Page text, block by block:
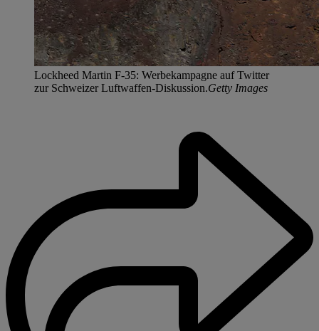
Lockheed Martin F-35: Werbekampagne auf Twitter
zur Schweizer Luftwaffen-Diskussion.Getty Images